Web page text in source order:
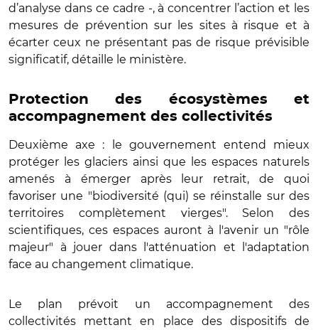
d’analyse dans ce cadre -, à concentrer l’action et les
mesures de prévention sur les sites à risque et à
écarter ceux ne présentant pas de risque prévisible
significatif, détaille le ministère.
Protection des écosystèmes et
accompagnement des collectivités
Deuxième axe : le gouvernement entend mieux
protéger les glaciers ainsi que les espaces naturels
amenés à émerger après leur retrait, de quoi
favoriser une "biodiversité (qui) se réinstalle sur des
territoires complètement vierges". Selon des
scientifiques, ces espaces auront à l'avenir un "rôle
majeur" à jouer dans l'atténuation et l'adaptation
face au changement climatique.
Le plan prévoit un accompagnement des
collectivités mettant en place des dispositifs de